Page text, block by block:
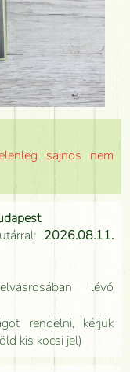
sajnos nem
2026.08.11.
lévő
rendelni, kérjük
kis kocsi jel)